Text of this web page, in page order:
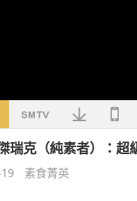
瑞克（純素者）：超
素食菁英